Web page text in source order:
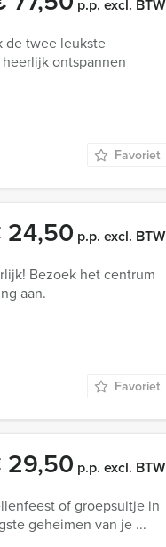
p.p. excl. BTW
de twee leukste
ontspannen
Favoriet
p.p. excl. BTW
Bezoek het centrum
aan.
Favoriet
p.p. excl. BTW
of groepsuitje in
geheimen van je ...